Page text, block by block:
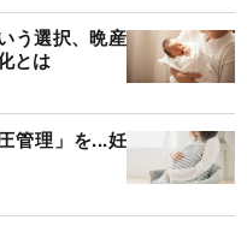
う選択、晩産
とは
管理」を...妊